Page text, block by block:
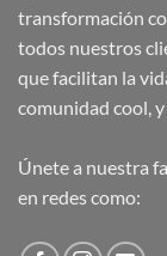
transformación
todos nuestros
que facilitan la
comunidad cool,
Únete a nuestra
en redes como: